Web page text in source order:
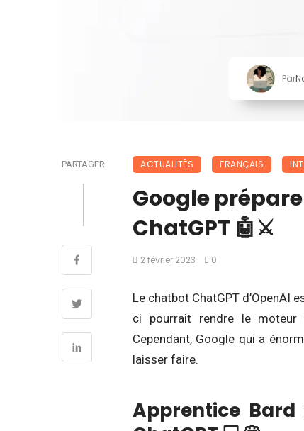
Par
PARTAGER ACTUALITÉS FRANÇAIS
Google
ChatGPT 🤖⚔
2 février 2023 0
Le chatbot ChatGPT
ci pourrait rendre le moteur
Cependant, Google qui a
laisser faire.
Apprentice